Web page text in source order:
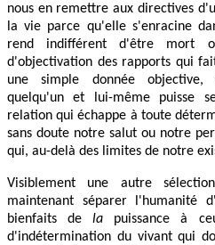
nous en remettre aux directives
la vie parce qu'elle s'enracine
rend indifférent d'être mort
d'objectivation des rapports qui
une simple donnée objective,
quelqu'un et lui-même puisse
relation qui échappe à toute
sans doute notre salut ou notre
qui, au-delà des limites de notre
Visiblement une autre
maintenant séparer l'humanité
bienfaits dela puissance à
d'indétermination du vivant qui